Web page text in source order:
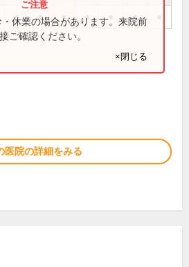
● ● ● ● ●
休業の場合があります。来院前
ご確認ください。
×閉じる
医院の詳細をみる